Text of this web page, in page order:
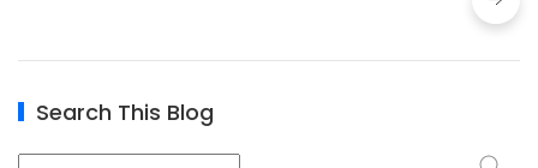
Search This Blog